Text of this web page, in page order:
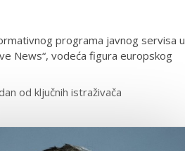
programa javnog servisa u
News“, vodeća figura europskog
od ključnih istraživača